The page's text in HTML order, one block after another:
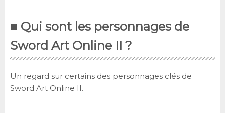
■ Qui sont les personnages de
Sword Art Online II ?
Un regard sur certains des personnages clés de
Sword Art Online II.